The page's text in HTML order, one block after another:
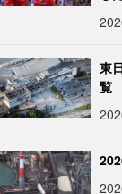
東
覧